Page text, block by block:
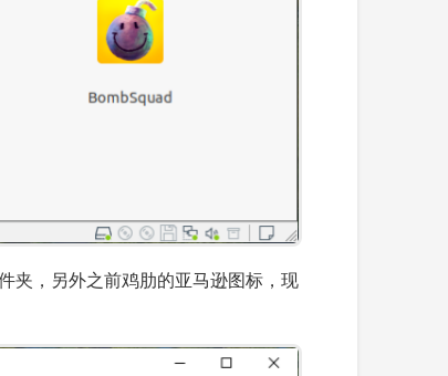
夹，另外之前鸡肋的亚马逊图标，现